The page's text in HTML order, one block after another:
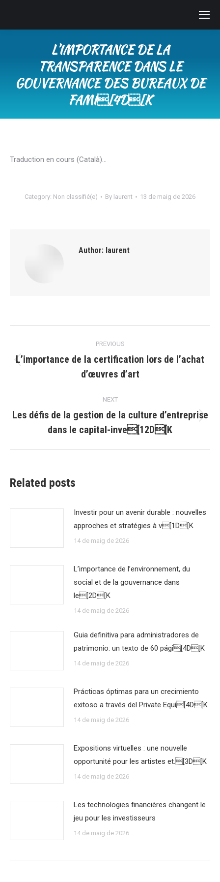
L’IMPORTANCE DE LA
TRANSPARENCE DANS LE
GOUVERNANCE DES BUREAUX DE
FAMI[4D[K
Traduction en cours (Català)…
Category: Non classifié(e) By laurent 13 de maig de 2026
Author: laurent
navigation
PREVIOUS
post:
L’importance de la certification lors de l’achat
d’œuvres d’art
NEXT
post:
Les défis de la gestion de la culture d’entreprise
dans le capital-inve[12D[K
Related posts
Investir pour un avenir durable : nouvelles
approches et stratégies à v[1D[K
14 de maig de 2026
L’importance de l’environnement, du
social et de la gouvernance dans
le[2D[K
14 de maig de 2026
Guia definitiva para administradores de
patrimonio: un texto de 60 pági[4D[K
14 de maig de 2026
Prácticas óptimas para un crecimiento
exitoso a través del Private Equi[4D[K
14 de maig de 2026
Expositions virtuelles : une nouvelle
opportunité pour les artistes et.[3D[K
14 de maig de 2026
Les technologies financières changent le
jeu pour les investisseurs
14 de maig de 2026